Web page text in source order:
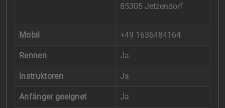
85305 Jetzendorf
Mobil +49 1636484164
Rennen Ja
Instruktoren Ja
Anfänger geeignet Ja